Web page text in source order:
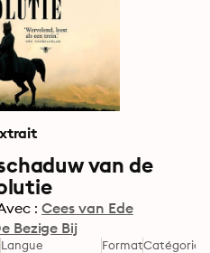
van de
: Cees van Ede
Bezige Bij
Langue FormatCatégorie